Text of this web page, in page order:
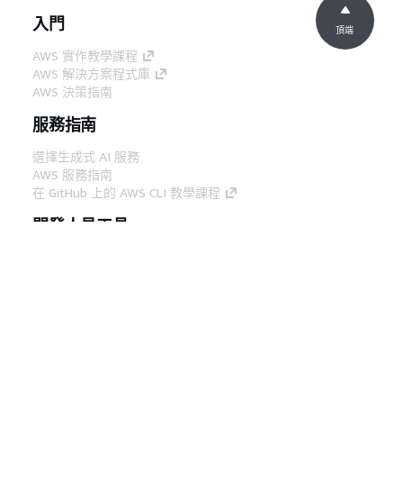
入門
AWS 實作教學課程
AWS 解決方案程式庫
AWS 決策指南
服務指南
選擇生成式 AI 服務
AWS 服務指南
在 GitHub 上的 AWS CLI 教學課程
開發人員工具
頂端